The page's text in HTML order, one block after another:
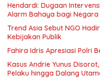
Hendardi: Dugaan
Alarm Bahaya bagi Negara
Trend Asia Sebut NGO
Kebijakan Publik
Fahira Idris Apresiasi Polri
Kasus Andrie Yunus
Pelaku hingga Dalang